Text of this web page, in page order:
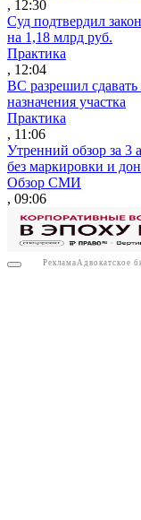
, 12:30
Суд подтвердил
на 1,18 млрд руб.
Практика
, 12:04
ВС разрешил
назначения участка
Практика
, 11:06
Утренний обзор за 3
без маркировки и
Обзор СМИ
, 09:06
Реклама Адвокатское